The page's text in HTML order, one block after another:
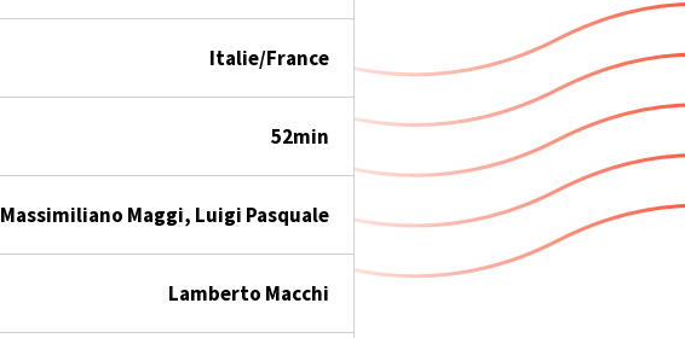
Italie/France
52min
Massimiliano Maggi, Luigi Pasquale
Lamberto Macchi